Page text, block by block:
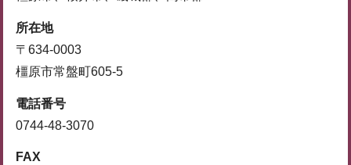
所在地
〒634-0003
橿原市常盤町605-5
電話番号
0744-48-3070
FAX